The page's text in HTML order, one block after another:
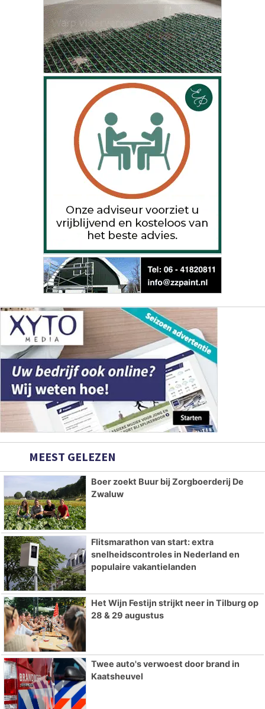
MEEST GELEZEN
Boer zoekt Buur bij Zorgboerderij De
Zwaluw
Flitsmarathon van start: extra
snelheidscontroles in Nederland en
populaire vakantielanden
Het Wijn Festijn strijkt neer in Tilburg op
28 & 29 augustus
Twee auto's verwoest door brand in
Kaatsheuvel